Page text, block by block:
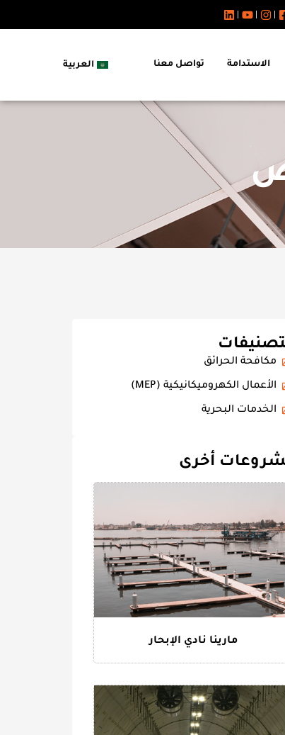
الاستدامة تواصل معنا العربية
مكافحة الحرائق
الأعمال الكهروميكانيكية (MEP)
الخدمات البحرية
أخرى
مارينا نادي الإبحار